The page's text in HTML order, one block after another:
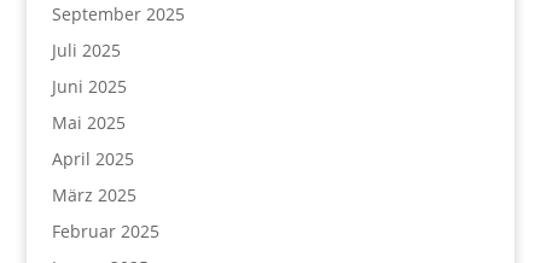
September 2025
Juli 2025
Juni 2025
Mai 2025
April 2025
März 2025
Februar 2025